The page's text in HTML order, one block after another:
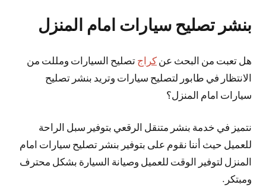
بنشر تصليح سيارات امام المنزل
هل تعبت من البحث عن كراج تصليح السيارات ومللت من
الانتظار في طابور لتصليح سيارات وتريد بنشر تصليح
سيارات امام المنزل؟
نتميز في خدمة بنشر متنقل الرقعي بتوفير سبل الراحة
للعميل حيث أننا نقوم على بتوفير بنشر تصليح سيارات امام
المنزل لتوفير الوقت للعميل وصيانة السيارة بشكل محترف
ومبتكر.